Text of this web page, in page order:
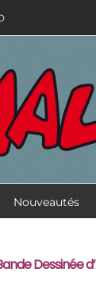
Nouveautés
Dessinée